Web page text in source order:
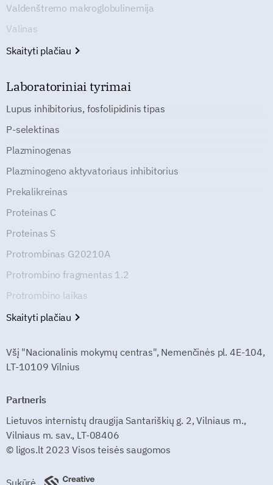
Valdenštremo makroglobulinemija
Valinas
Skaityti plačiau
Laboratoriniai tyrimai
Lupus inhibitorius, fosfolipidinis tipas
P-selektinas
Plazminogenas
Plazminogeno aktyvatoriaus inhibitorius
Prekalikreinas
Proteinas C
Proteinas S
Protrombinas G20210A
Protrombino fragmentas 1.2
Protrombino laikas
Skaityti plačiau
Všį "Nacionalinis mokymų centras", Nemenčinės pl. 4E-104,
LT-10109 Vilnius
Partneris
Lietuvos internistų draugija Santariškių g. 2, Vilniaus m.,
Vilniaus m. sav., LT-08406
© ligos.lt 2023 Visos teisės saugomos
Sukūrė